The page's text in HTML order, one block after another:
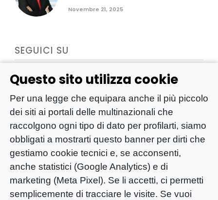
Questo sito utilizza cookie
Per una legge che equipara anche il più piccolo
dei siti ai portali delle multinazionali che
raccolgono ogni tipo di dato per profilarti, siamo
obbligati a mostrarti questo banner per dirti che
gestiamo cookie tecnici e, se acconsenti,
anche statistici (Google Analytics) e di
marketing (Meta Pixel). Se li accetti, ci permetti
semplicemente di tracciare le visite. Se vuoi
Novembre 21, 2025
SEGUICI SU